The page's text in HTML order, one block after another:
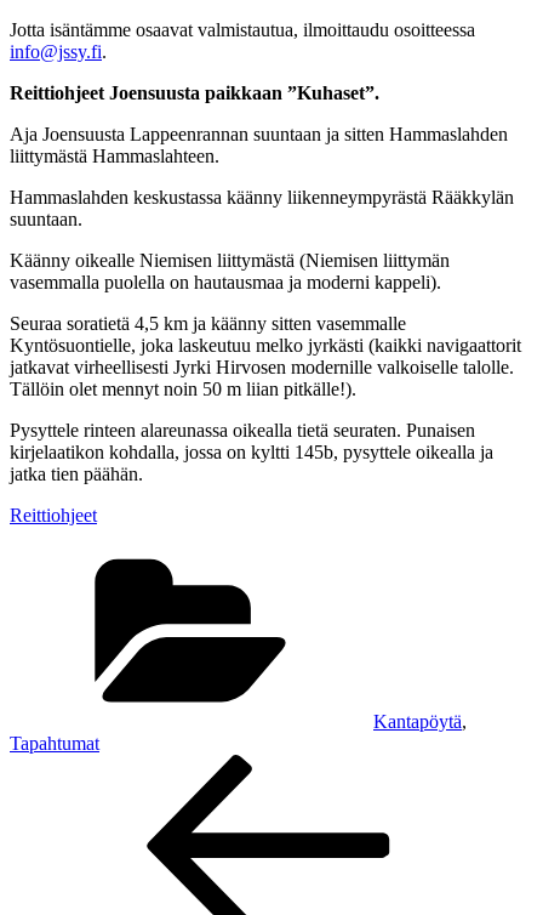
Jotta isäntämme osaavat valmistautua, ilmoittaudu osoitteessa
info@jssy.fi.
Reittiohjeet Joensuusta paikkaan ”Kuhaset”.
Aja Joensuusta Lappeenrannan suuntaan ja sitten Hammaslahden
liittymästä Hammaslahteen.
Hammaslahden keskustassa käänny liikenneympyrästä Rääkkylän
suuntaan.
Käänny oikealle Niemisen liittymästä (Niemisen liittymän
vasemmalla puolella on hautausmaa ja moderni kappeli).
Seuraa soratietä 4,5 km ja käänny sitten vasemmalle
Kyntösuontielle, joka laskeutuu melko jyrkästi (kaikki navigaattorit
jatkavat virheellisesti Jyrki Hirvosen modernille valkoiselle talolle.
Tällöin olet mennyt noin 50 m liian pitkälle!).
Pysyttele rinteen alareunassa oikealla tietä seuraten. Punaisen
kirjelaatikon kohdalla, jossa on kyltti 145b, pysyttele oikealla ja
jatka tien päähän.
Reittiohjeet
Kantapöytä,
Tapahtumat